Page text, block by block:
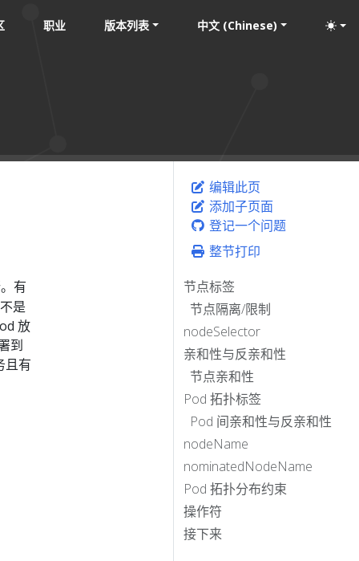
职业 版本列表 中文 (Chinese)
编辑此页
添加子页面
登记一个问题
整节打印
节点标签
节点隔离/限制
nodeSelector
亲和性与反亲和性
节点亲和性
Pod 拓扑标签
Pod 间亲和性与反亲和性
nodeName
nominatedNodeName
Pod 拓扑分布约束
操作符
接下来
有
是
放
到
且有